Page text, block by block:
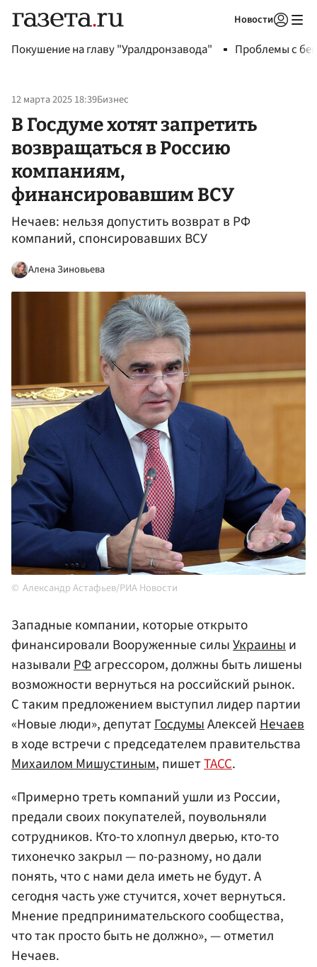
Новости
Покушение на главу "Уралдронзавода" Проблемы с
12 марта 2025 18:39Бизнес
В Госдуме хотят запретить
возвращаться в Россию
компаниям,
финансировавшим ВСУ
Нечаев: нельзя допустить возврат в РФ
компаний, спонсировавших ВСУ
Алена Зиновьева
Александр Астафьев/РИА Новости
Западные компании, которые открыто
финансировали Вооруженные силыУкраиныи
называлиРФагрессором, должны быть лишены
возможности вернуться на российский рынок.
С таким предложением выступил лидер партии
«Новые люди», депутатГосдумыАлексейНечаев
в ходе встречи с председателем правительства
Михаилом Мишустиным, пишетТАСС.
«Примерно треть компаний ушли из России,
предали своих покупателей, поувольняли
сотрудников. Кто-то хлопнул дверью, кто-то
тихонечко закрыл — по-разному, но дали
понять, что с нами дела иметь не будут. А
сегодня часть уже стучится, хочет вернуться.
Мнение предпринимательского сообщества,
что так просто быть не должно», — отметил
Нечаев.